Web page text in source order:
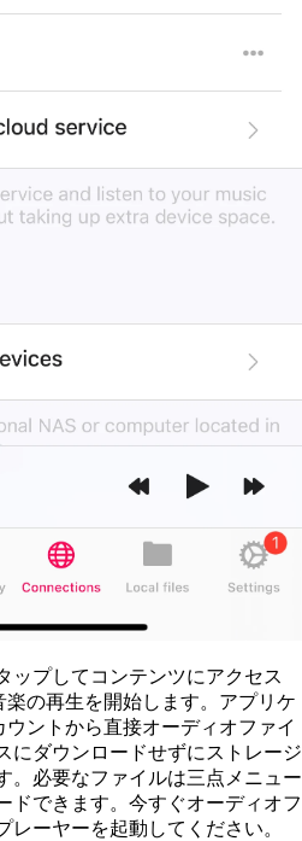
ップしてコンテンツにアクセス
楽の再生を開始します。アプリケ
ウントから直接オーディオファイ
にダウンロードせずにストレージ
。必要なファイルは三点メニュー
ドできます。今すぐオーディオフ
レーヤーを起動してください。